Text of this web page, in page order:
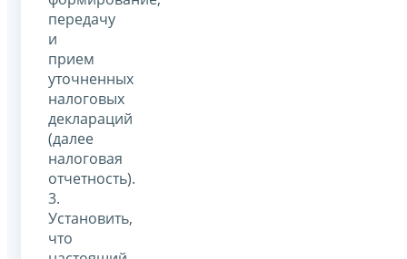
передачу
и
прием
уточненных
налоговых
деклараций
(далее
налоговая
отчетность).
3.
Установить,
что